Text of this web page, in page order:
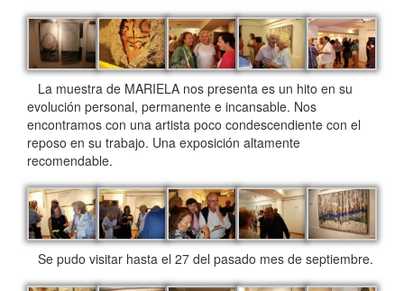
La muestra de MARIELA nos presenta es un hito en su
evolución personal, permanente e incansable. Nos
encontramos con una artista poco condescendiente con el
reposo en su trabajo. Una exposición altamente
recomendable.
Se pudo visitar hasta el 27 del pasado mes de septiembre.